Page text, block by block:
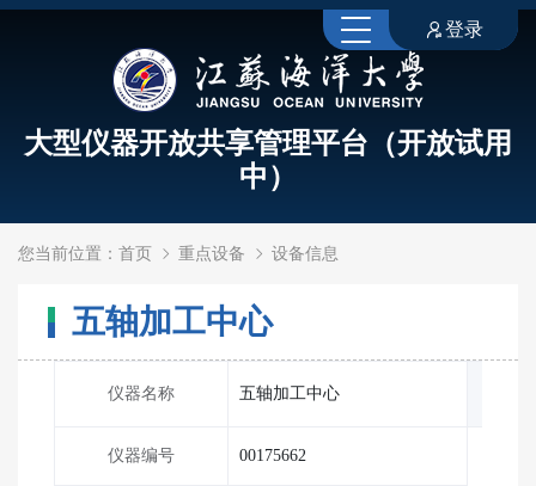
大型仪器开放共享管理平台（开放试用
中）
登录
您当前位置： 首页 重点设备 设备信息
五轴加工中心
仪器名称 五轴加工中心
仪器编号 00175662